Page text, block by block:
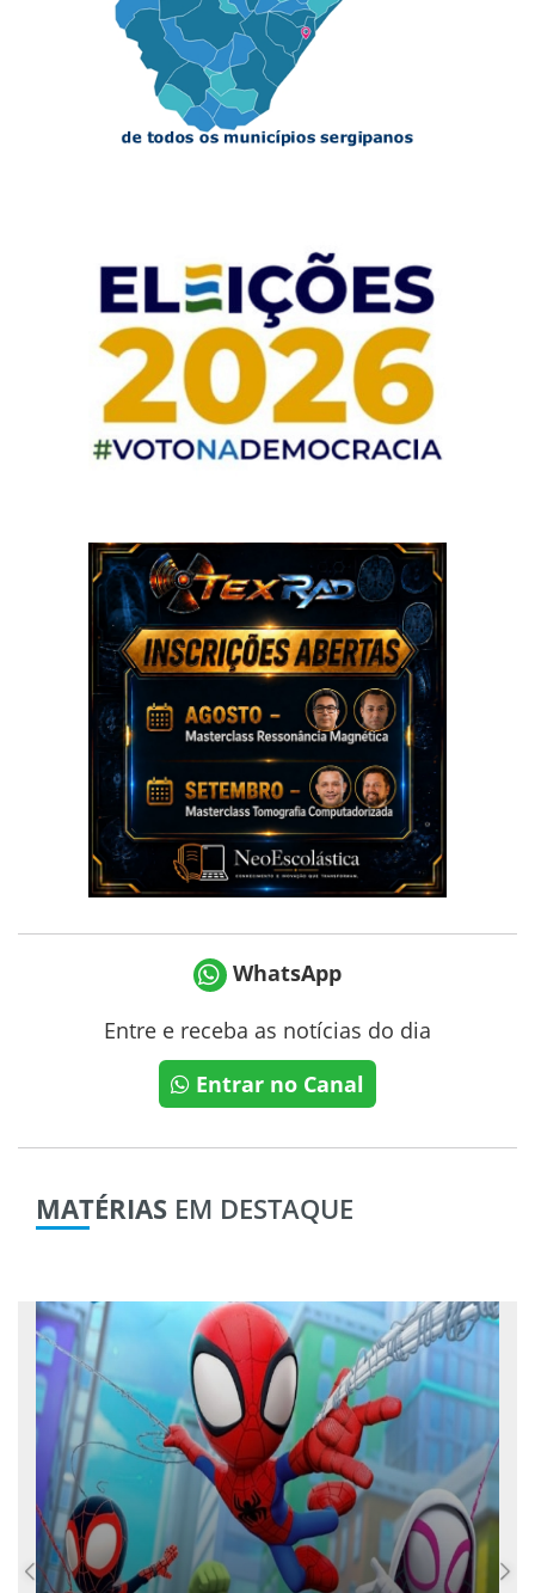
WhatsApp
Entre e receba as notícias do dia
Entrar no Canal
MATÉRIAS EM DESTAQUE